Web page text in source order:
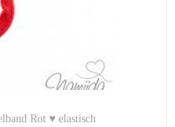
Rot ♥ elastisch